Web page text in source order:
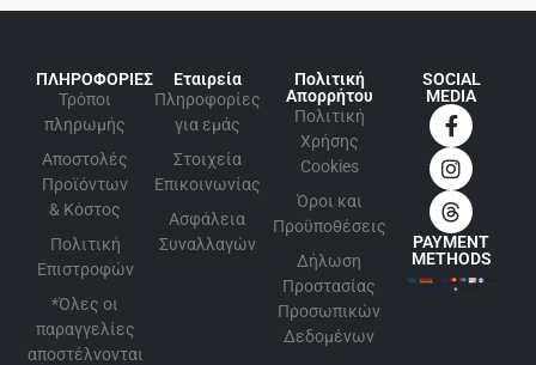
ΠΛΗΡΟΦΟΡΙΕΣ
Τρόποι
πληρωμής
Αποστολές
Προϊόντων
& Κόστος
Πολιτική
Επιστροφών
*Όλες οι
παραγγελίες
αποστέλνονται
Εταιρεία
Πληροφορίες
για εμάς
Στοιχεία
Επικοινωνίας
Ασφάλεια
Συναλλαγών
Πολιτική
Απορρήτου
Πολιτική
Xρήσης
Cookies
Όροι και
Προϋποθέσεις
Δήλωση
Προστασίας
Προσωπικών
Δεδομένων
SOCIAL
MEDIA
PAYMENT
METHODS